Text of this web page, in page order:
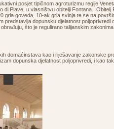
posjet tipičnom agroturizmu regije
di Piave, u vlasništvu obitelji Fontana. Obitelj
grla goveda, 10-ak grla svinja te se na
predstavlja dopunsku djelatnost poljoprivredi
što je regulirano talijanskim
domaćinstava kao i riješavanje zakonske
dopunska djelatnost poljoprivredi, i kao